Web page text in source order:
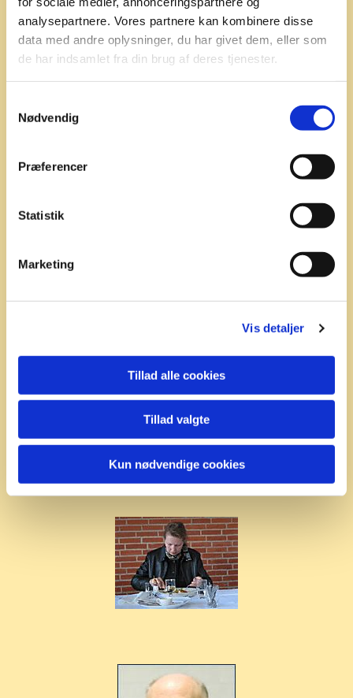
analysepartnere. Vores partnere kan kombinere disse
data med andre oplysninger, du har givet dem, eller som
de har indsamlet fra din brug af deres tjenester.
Nødvendig
Præferencer
Statistik
Marketing
Vis detaljer
Tillad alle cookies
Tillad valgte
Kun nødvendige cookies